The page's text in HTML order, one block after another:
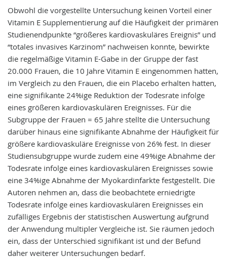
Obwohl die vorgestellte Untersuchung keinen Vorteil einer
Vitamin E Supplementierung auf die Häufigkeit der primären
Studienendpunkte “größeres kardiovaskuläres Ereignis” und
“totales invasives Karzinom” nachweisen konnte, bewirkte
die regelmäßige Vitamin E-Gabe in der Gruppe der fast
20.000 Frauen, die 10 Jahre Vitamin E eingenommen hatten,
im Vergleich zu den Frauen, die ein Placebo erhalten hatten,
eine signifikante 24%ige Reduktion der Todesrate infolge
eines größeren kardiovaskulären Ereignisses. Für die
Subgruppe der Frauen = 65 Jahre stellte die Untersuchung
darüber hinaus eine signifikante Abnahme der Häufigkeit für
größere kardiovaskuläre Ereignisse von 26% fest. In dieser
Studiensubgruppe wurde zudem eine 49%ige Abnahme der
Todesrate infolge eines kardiovaskulären Ereignisses sowie
eine 34%ige Abnahme der Myokardinfarkte festgestellt. Die
Autoren nehmen an, dass die beobachtete erniedrigte
Todesrate infolge eines kardiovaskulären Ereignisses ein
zufälliges Ergebnis der statistischen Auswertung aufgrund
der Anwendung multipler Vergleiche ist. Sie räumen jedoch
ein, dass der Unterschied signifikant ist und der Befund
daher weiterer Untersuchungen bedarf.